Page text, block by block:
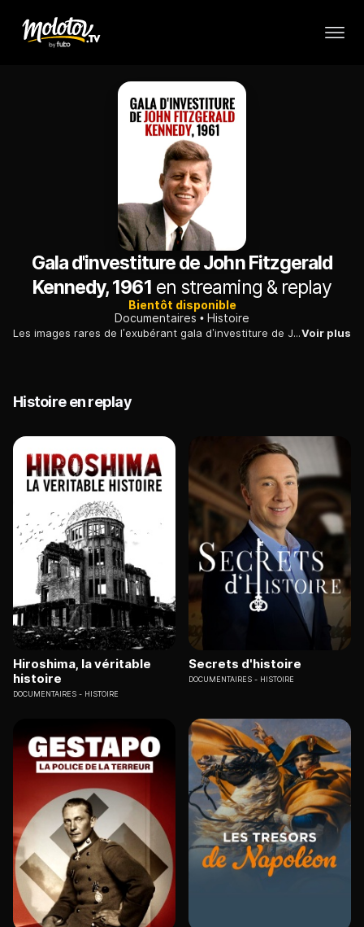
Gala d'investiture de John Fitzgerald
Kennedy, 1961 en streaming & replay
Bientôt disponible
Documentaires
Histoire
Les images rares de l’exubérant gala d’investiture de John Fitzgerald Kennedy, en janvier 1961, où se produisirent entre autres Frank Sinatra, Gene Kelly, Harry Belafonte et Ella Fitzgerald.Voir plus
Histoire en replay
Hiroshima, la véritable
histoire
DOCUMENTAIRES HISTOIRE
Secrets d'histoire
DOCUMENTAIRES HISTOIRE